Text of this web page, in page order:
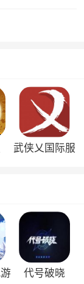
年的回忆
着游戏的进
阱，体验回合
击游戏，游戏
趣的飞行射
加容易上手
武侠乂国际服
代号破晓